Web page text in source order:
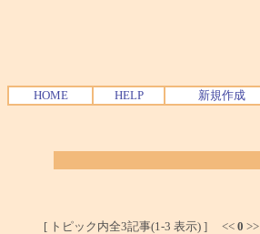
HOME HELP 新規作成
[ トピック内全3記事(1-3 表示) ] << 0 >>